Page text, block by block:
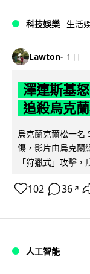
科技娛樂 生活
Lawton 1 日
澤連斯基
追殺烏克
烏克蘭克爾松一名
傷，影片由烏克蘭
「狩獵式」攻擊，
102 36 ↗
人工智能